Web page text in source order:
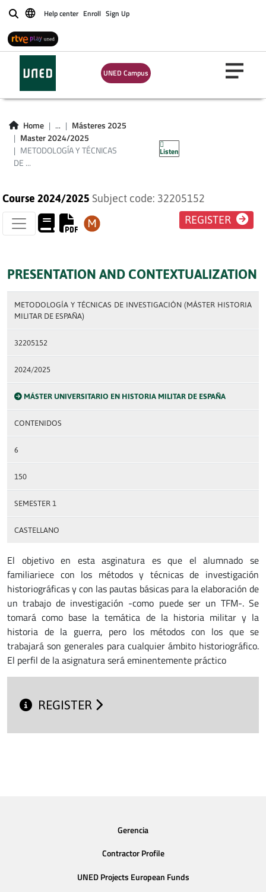
BuscarHelp center Enroll Sign Up
UNED Campus
Home ...
Másteres 2025
Master 2024/2025
METODOLOGÍA Y TÉCNICAS
DE ...
Listen
METODOLOGÍA Y
TÉCNICAS DE
INVESTIGACIÓN
(MÁSTER HISTORIA
MILITAR DE
ESPAÑA)
Course 2024/2025 Subject code: 32205152
REGISTER
PRESENTATION AND CONTEXTUALIZATION
METODOLOGÍA Y TÉCNICAS DE INVESTIGACIÓN (MÁSTER HISTORIA
MILITAR DE ESPAÑA)
32205152
2024/2025
MÁSTER UNIVERSITARIO EN HISTORIA MILITAR DE ESPAÑA
CONTENIDOS
6
150
SEMESTER 1
CASTELLANO
El objetivo en esta asginatura es que el alumnado se
familiariece con los métodos y técnicas de investigación
historiográficas y con las pautas básicas para la elaboración de
un trabajo de investigación -como puede ser un TFM-. Se
tomará como base la temática de la historia militar y la
historia de la guerra, pero los métodos con los que se
trabajará son generales para cualquier ámbito historiográfico.
El perfil de la asignatura será eminentemente práctico
REGISTER
Gerencia
Contractor Profile
UNED Projects European Funds